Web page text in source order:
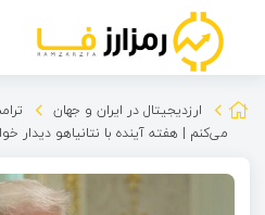
ارزدیجیتال در ایران و جهان
می‌کنم | هفته آینده با نتانیاهو دیدار